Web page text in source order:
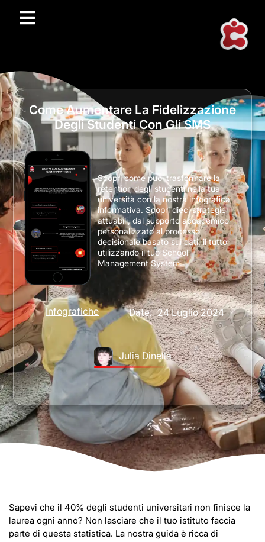
Come Aumentare La Fidelizzazione
Degli Studenti Con Gli SMS
Infografiche Date: 24 Luglio 2024
Julia Dinella
Scopri come puoi trasformare la
retention degli studenti nella tua
università con la nostra infografica
informativa. Scopri dieci strategie
attuabili, dal supporto accademico
personalizzato al processo
decisionale basato sui dati, il tutto
utilizzando il tuo School
Management System.
Sapevi che il 40% degli studenti universitari non finisce la
laurea ogni anno? Non lasciare che il tuo istituto faccia
parte di questa statistica. La nostra guida è ricca di